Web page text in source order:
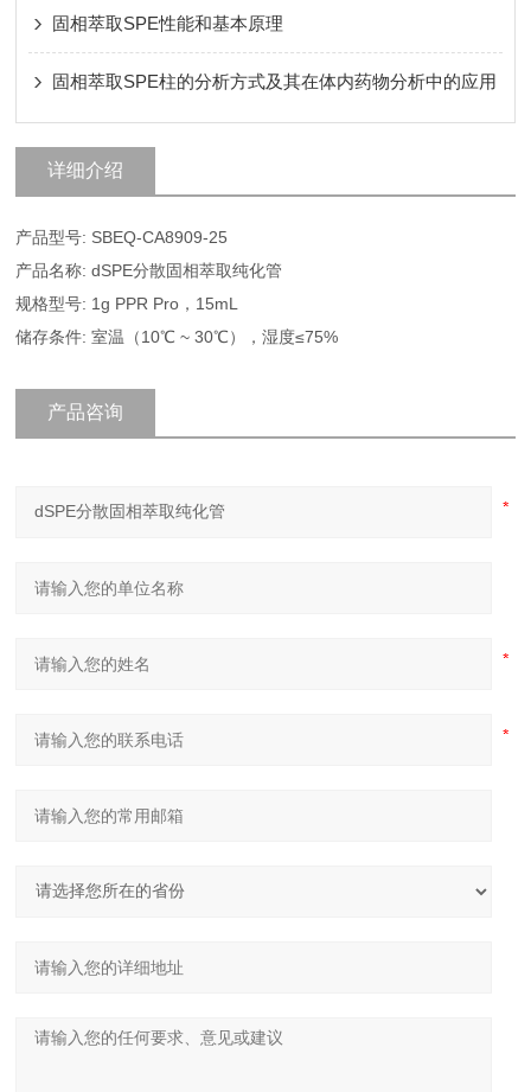
固相萃取SPE性能和基本原理
固相萃取SPE柱的分析方式及其在体内药物分析中的应用
详细介绍
产品型号: SBEQ-CA8909-25
产品名称: dSPE分散固相萃取纯化管
规格型号: 1g PPR Pro，15mL
储存条件: 室温（10℃ ~ 30℃），湿度≤75%
产品咨询